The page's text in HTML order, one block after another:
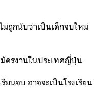
ม่ถูกนับว่าเป็นเด็กจบใหม่
ครงานในประเทศญี่ปุ่น
ยนจบ อาจจะเป็นโรงเรี